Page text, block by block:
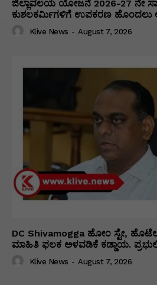
ಜಿಲ್ಲಾವಲಯ ಯೋಜನೆ 2026-27 ನೇ
ಕುಶಲಕರ್ಮಿಗಳಿಗೆ ಉಪಕರಣ ಹೊಂದಲು
Klive News - August 7, 2026
DC Shivamogga ಹೋಂ ಸ್ಟೇ, ಹೊಟೆಲ್
ಮಾಹಿತಿ ಫಲಕ ಅಳವಡಿಕೆ ಕಡ್ಡಾಯ.
Klive News - August 7, 2026